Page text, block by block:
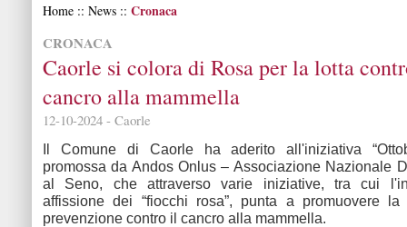
Home :: News :: Cronaca
CRONACA
Caorle si colora di Rosa per la lotta
cancro alla mammella
12-10-2024 - Caorle
Il Comune di Caorle ha aderito all'iniziativa
promossa da Andos Onlus – Associazione Nazionale
al Seno, che attraverso varie iniziative, tra cui
affissione dei “fiocchi rosa”, punta a promuovere
prevenzione contro il cancro alla mammella.